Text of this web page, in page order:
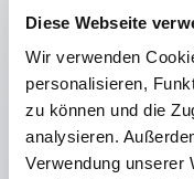
Diese Webseite
Wir verwenden
personalisieren,
zu können und die
analysieren.
Verwendung unserer
Verbesserte
Methode
Flache
Gehäuselänge
UL- und CSA-